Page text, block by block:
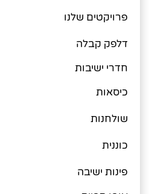
פרויקטים שלנו
דלפק קבלה
חדרי ישיבות
כיסאות
שולחנות
כוננית
פינות ישיבה